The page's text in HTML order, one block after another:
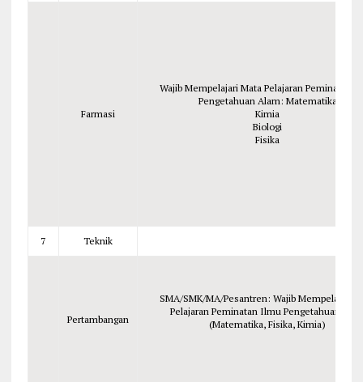
Farmasi
Wajib Mempelajari Mata Pelajaran Peminatan
Pengetahuan Alam: Matematika
Kimia
Biologi
Fisika
7 Teknik
Pertambangan
SMA/SMK/MA/Pesantren: Wajib Mempelajari
Pelajaran Peminatan Ilmu Pengetahuan
(Matematika, Fisika, Kimia)